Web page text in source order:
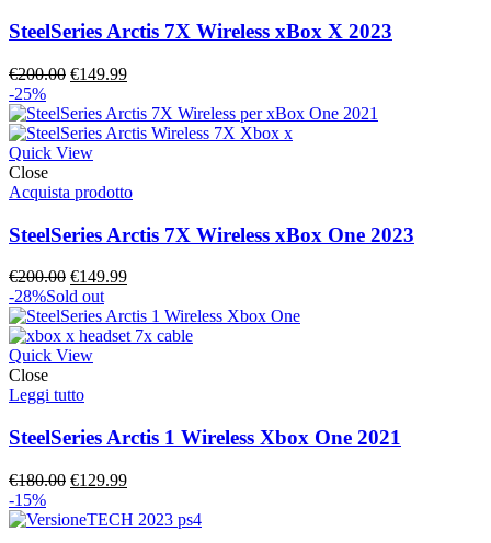
SteelSeries Arctis 7X Wireless xBox X 2023
€200.00 Il
originale
era:
€200.00.
€149.99Il
attuale
è:
-25%
Quick View
Close
Acquista prodotto
SteelSeries Arctis 7X Wireless xBox One 2023
€200.00 Il
prezzo
originale
era:
€200.00.
€149.99Il
attuale
è:
-28%Sold out
Quick View
Close
Leggi tutto
SteelSeries Arctis 1 Wireless Xbox One 2021
€180.00 Il
originale
€129.99Il
attuale
-15%